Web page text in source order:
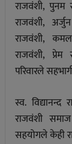
राजवंशी, पुनम
राजवंशी,
राजवंशी,
राजवंशी, प्रेम
परिवारले
स्व. विद्यानन्द
राजवंशी
सहयोगले केही